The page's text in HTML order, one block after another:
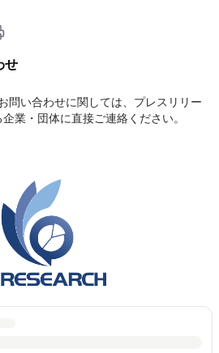
せ
問い合わせに関しては、プレスリリー
業・団体に直接ご連絡ください。